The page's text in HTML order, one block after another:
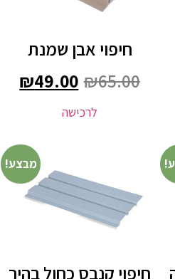
חיפוי אבן שמנת
₪65.00
₪49.00
לרכישה
מבצע!
חיפוי קנבס כחול בהיר